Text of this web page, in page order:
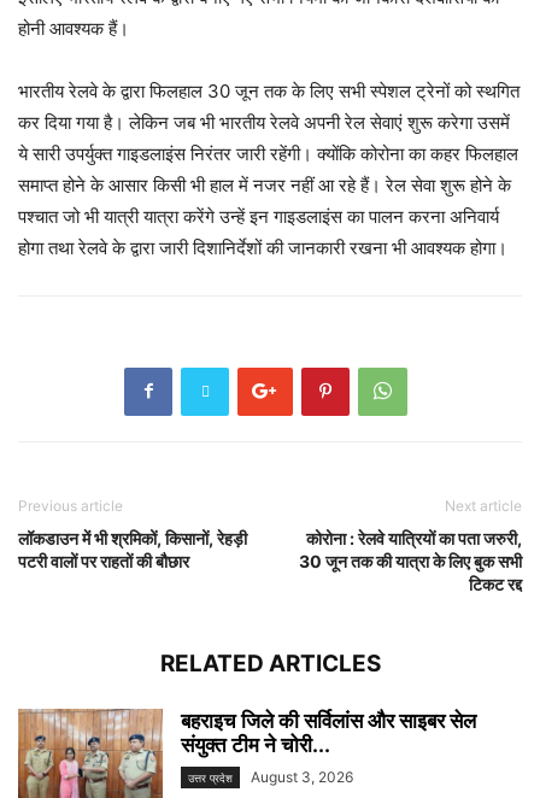
होनी आवश्यक हैं।
भारतीय रेलवे के द्वारा फिलहाल 30 जून तक के लिए सभी स्पेशल ट्रेनों को स्थगित
कर दिया गया है। लेकिन जब भी भारतीय रेलवे अपनी रेल सेवाएं शुरू करेगा उसमें
ये सारी उपर्युक्त गाइडलाइंस निरंतर जारी रहेंगी। क्योंकि कोरोना का कहर फिलहाल
समाप्त होने के आसार किसी भी हाल में नजर नहीं आ रहे हैं। रेल सेवा शुरू होने के
पश्चात जो भी यात्री यात्रा करेंगे उन्हें इन गाइडलाइंस का पालन करना अनिवार्य
होगा तथा रेलवे के द्वारा जारी दिशानिर्देशों की जानकारी रखना भी आवश्यक होगा।
Previous article
लॉकडाउन में भी श्रमिकों, किसानों, रेहड़ी
पटरी वालों पर राहतों की बौछार
Next article
कोरोना : रेलवे यात्रियों का पता जरुरी,
30 जून तक की यात्रा के लिए बुक सभी
टिकट रद्द
RELATED ARTICLES
बहराइच जिले की सर्विलांस और साइबर सेल
संयुक्त टीम ने चोरी...
उत्तर प्रदेश August 3, 2026